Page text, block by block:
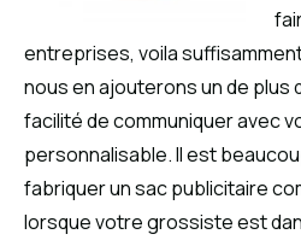
entreprises, voila
nous en ajouterons un de plus
facilité de communiquer avec
personnalisable. Il est
fabriquer un sac publicitaire
lorsque votre grossiste est